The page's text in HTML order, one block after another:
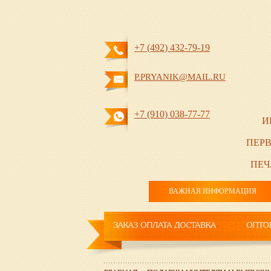
+7 (492) 432-79-19
P.PRYANIK@MAIL.RU
+7 (910) 038-77-77
ВАЖНАЯ ИНФОРМАЦИЯ